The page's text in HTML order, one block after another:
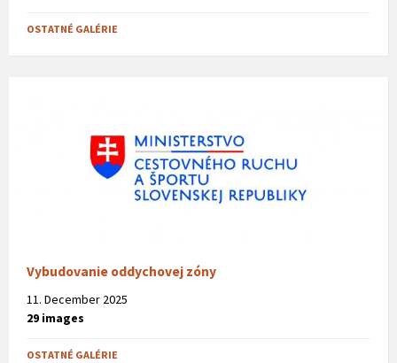
OSTATNÉ GALÉRIE
Vybudovanie oddychovej zóny
11. December 2025
29 images
OSTATNÉ GALÉRIE